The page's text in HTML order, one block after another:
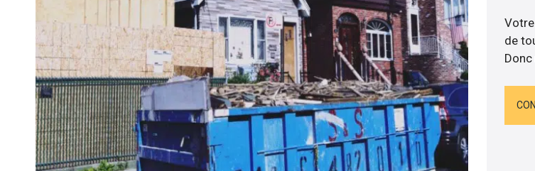
de
Donc